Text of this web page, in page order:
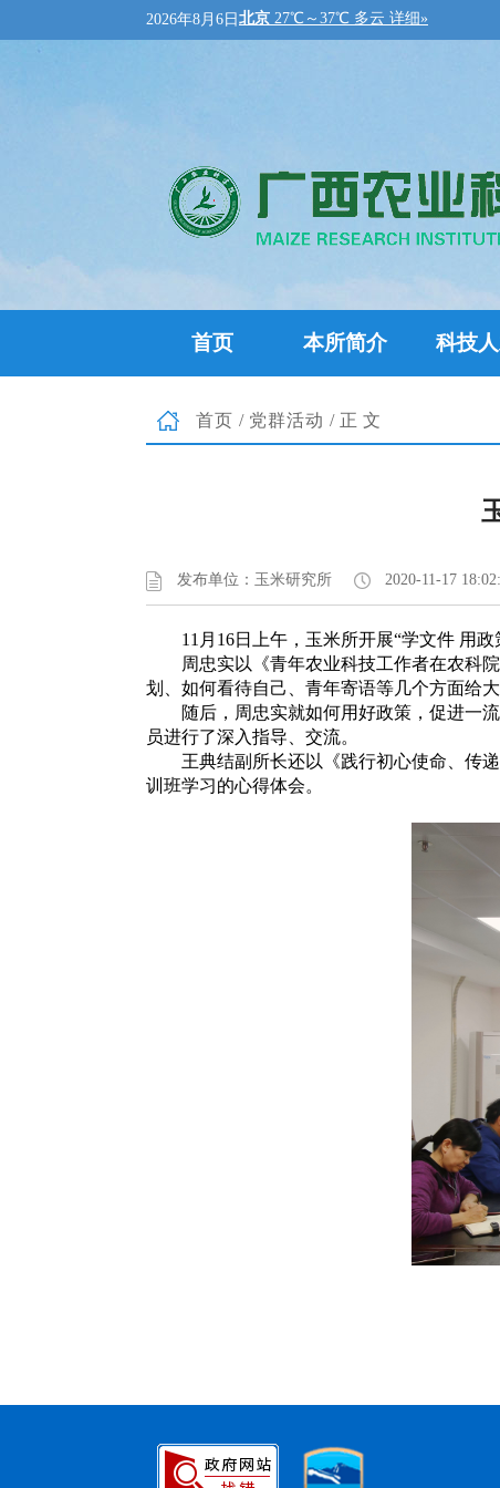
2026年8月6日
首页 本所简介 科技
首页 / 党群活动 /正文
发布单位：玉米研究所 2020-11-17
11月16日上午，玉米所开展“学文件 用政
周忠实以《青年农业科技工作者在农科院
划、如何看待自己、青年寄语等几个方面给
随后，周忠实就如何用好政策，促进一流
员进行了深入指导、交流。
王典结副所长还以《践行初心使命、传递
训班学习的心得体会。